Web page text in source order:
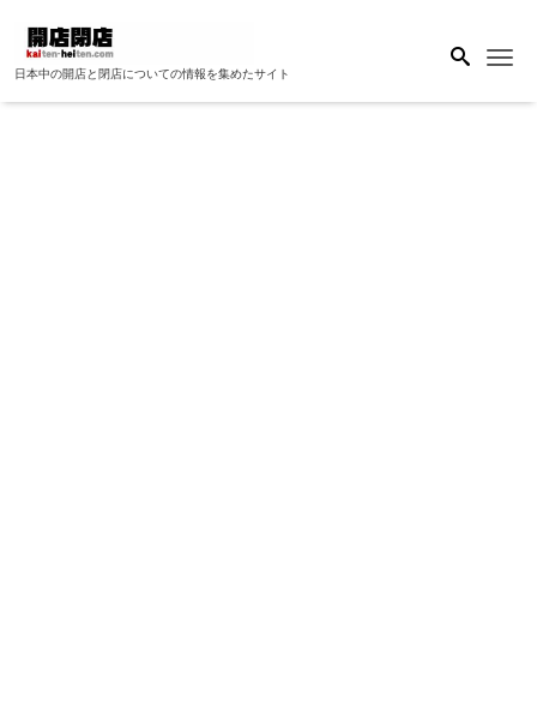
日本中の開店と閉店についての情報を集めたサイト